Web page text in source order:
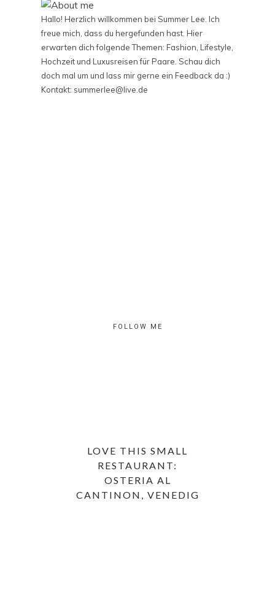
Hallo! Herzlich willkommen bei Summer Lee. Ich
freue mich, dass du hergefunden hast. Hier
erwarten dich folgende Themen: Fashion, Lifestyle,
Hochzeit und Luxusreisen für Paare. Schau dich
doch mal um und lass mir gerne ein Feedback da :)
Kontakt: summerlee@live.de
FOLLOW ME
LOVE THIS SMALL
RESTAURANT:
OSTERIA AL
CANTINON, VENEDIG